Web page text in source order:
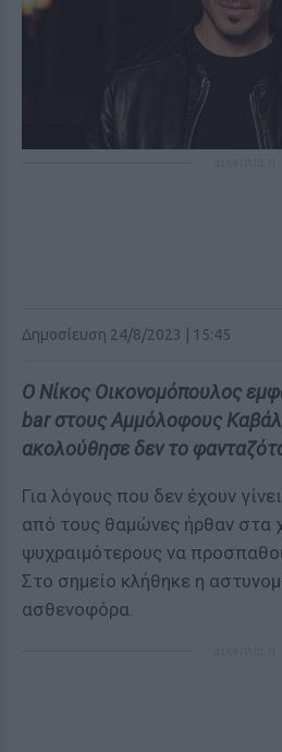
Δημοσίευση 24/8/2023 | 15:45
Ο Νίκος Οικονομόπουλος
bar στους Αμμόλοφους
ακολούθησε δεν το
Για λόγους που δεν έχουν
από τους θαμώνες ήρθαν στα
ψυχραιμότερους να
Στο σημείο κλήθηκε η
ασθενοφόρα.